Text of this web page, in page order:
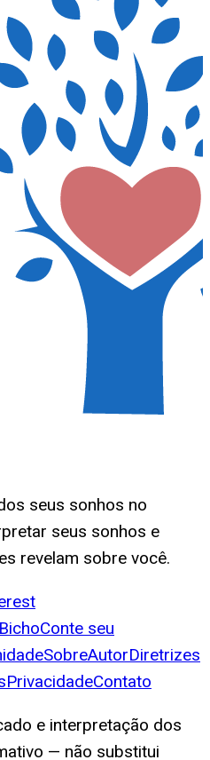
seus sonhos no
seus sonhos e
revelam sobre você.
Conte seu
SobreAutorDiretrizes
PrivacidadeContato
e interpretação dos
— não substitui